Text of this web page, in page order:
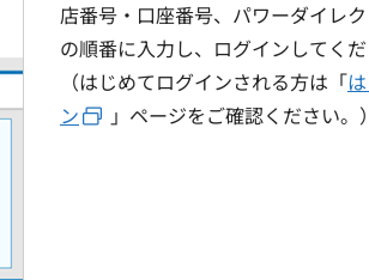
店番号・口座番号、パワーダイレク
の順番に入力し、ログインしてくだ
（はじめてログインされる方は「
ン
」ページをご確認ください。）